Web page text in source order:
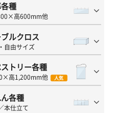
種
高600mm他
ルクロス
自由サイズ
トリー各種
高1,200mm他 人気
各種
本仕立て